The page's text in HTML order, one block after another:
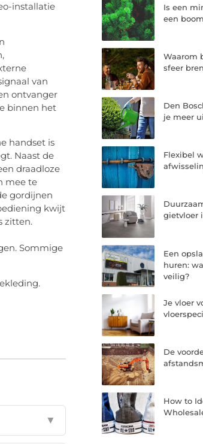
installatie
van
ontvanger
binnen het
handset is
Naast de
draadloze
mee te
gordijnen
kwijt
zitten.
Sommige
▼
Is een
een
Waarom
sfeer
Den
je meer
Flexibel
gietvloer
Een
huren:
veilig?
Je vloer
De
How to